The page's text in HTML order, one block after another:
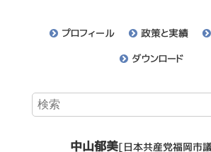
プロフィール 政策と実績
ダウンロード
中山郁美[日本共産党福岡市